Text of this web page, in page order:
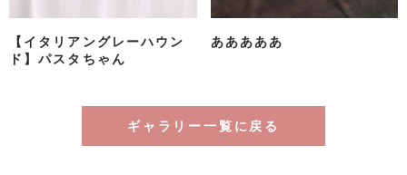
【イタリアングレーハウン
ド】パスタちゃん
あああああ
ギャラリー一覧に戻る